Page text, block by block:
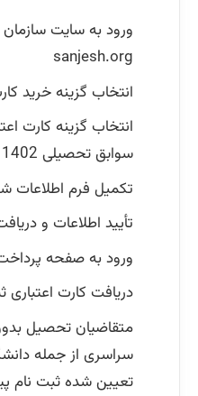
ورود به سایت
sanjesh.org
انتخاب گزینه خرید
انتخاب گزینه کارت
سوابق تحصیلی 1402
تکمیل فرم
تأیید اطلاعات و
ورود به صفحه
دریافت کارت
متقاضیان تحصیل
سراسری از جمله
تعیین شده ثبت نام